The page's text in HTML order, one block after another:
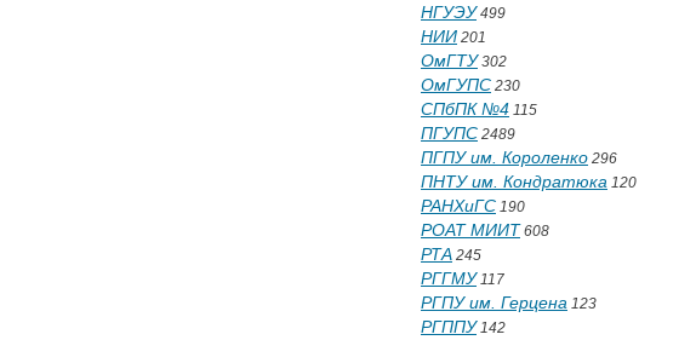
НГУЭУ499
НИИ 201
ОмГТУ302
ОмГУПС 230
СПбПК №4 115
ПГУПС 2489
ПГПУ им. Короленко 296
ПНТУ им. Кондратюка 120
РАНХиГС 190
РОАТ МИИТ 608
РТА 245
РГГМУ117
РГПУ им. Герцена 123
РГППУ142